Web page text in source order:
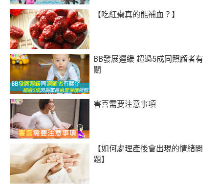
【吃紅棗真的能補血？】
BB發展遲緩 超過5成同照顧者有
關
害喜需要注意事項
【如何處理產後會出現的情緒問
題】